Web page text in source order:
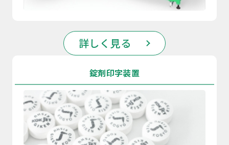
詳しく見る
錠剤印字装置